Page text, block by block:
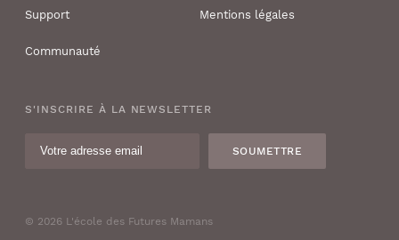
© 2026 L'école des Futures Mamans
Support
Communauté
Mentions légales
S'INSCRIRE À LA NEWSLETTER
SOUMETTRE